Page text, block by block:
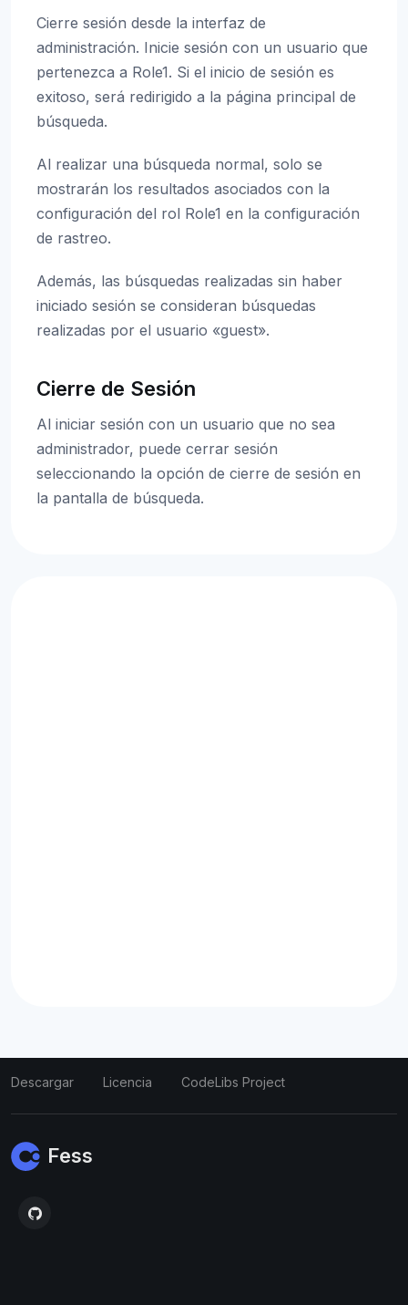
Cierre sesión desde la interfaz de
administración. Inicie sesión con un usuario que
pertenezca a Role1. Si el inicio de sesión es
exitoso, será redirigido a la página principal de
búsqueda.
Al realizar una búsqueda normal, solo se
mostrarán los resultados asociados con la
configuración del rol Role1 en la configuración
de rastreo.
Además, las búsquedas realizadas sin haber
iniciado sesión se consideran búsquedas
realizadas por el usuario «guest».
Cierre de Sesión
Al iniciar sesión con un usuario que no sea
administrador, puede cerrar sesión
seleccionando la opción de cierre de sesión en
la pantalla de búsqueda.
Descargar Licencia CodeLibs Project
Fess